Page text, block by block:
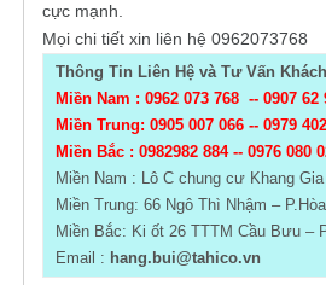
cực mạnh.
Mọi chi tiết xin liên hệ 0962073768
Thông Tin Liên Hệ và Tư Vấn
Miền Nam : 0962 073 768 -- 0907 62
Miền Trung: 0905 007 066 -- 0979
Miền Bắc : 0982982 884 -- 0976 080
Miền Nam : Lô C chung cư Khang
Miền Trung: 66 Ngô Thì Nhậm –
Miền Bắc: Ki ốt 26 TTTM Cầu Bưu –
Email : hang.bui@tahico.vn